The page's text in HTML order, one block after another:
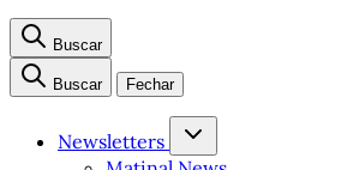
Buscar
Buscar Fechar
Newsletters